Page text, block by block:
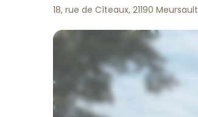
18, rue de Cîteaux, 21190 Meursault